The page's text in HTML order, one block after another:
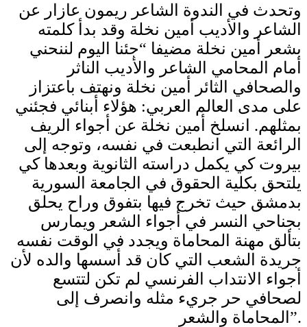
وتحدث في الندوة الشاعر ريمون عازار عن
الشاعر والأديب أمين نخلة وقد بدأ كلمته
بشعر أمين نخلة مضيفا “جئنا اليوم لننحني
أمام المحامي الشاعر والأديب الناثر
والصحافي الثائر أمين نخلة ونهتف باعتزاز
على مدى العالم العربي: هؤلاء أبنائي فجئني
بمثلهم. انسلخ أمين نخلة عن أجواء الريف
الرائعة التي انطبعت في نفسه، وتوجه إلى
بيروت كي يكمل دراسته الثانوية وبعدها كي
يلتحق بكلية الحقوق في الجامعة السورية
بدمشق حيث تخرج فيها بتفوق وراح يحلق
بجناحي النسر في أجواء الشعر ويمارس
بتألق مهنة المحاماة ويجدد في الوقت نفسه
جريدة الشعب التي كان قد أسسها والده لأن
أجواء الانتداب الفرنسي لم تكن لتتسع
لصحافي حر جريء مثله وانصرف إلى
المحاماة والشعر”.